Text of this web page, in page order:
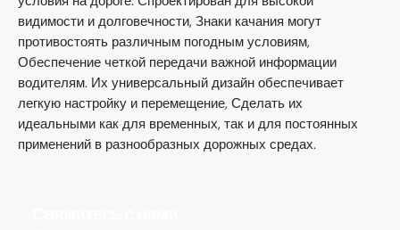
видимости и долговечности, Знаки качания могут
противостоять различным погодным условиям,
Обеспечение четкой передачи важной информации
водителям. Их универсальный дизайн обеспечивает
легкую настройку и перемещение, Сделать их
идеальными как для временных, так и для постоянных
применений в разнообразных дорожных средах.